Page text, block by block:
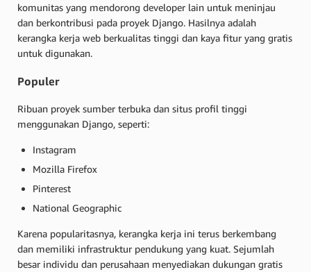
komunitas yang mendorong developer lain untuk meninjau
dan berkontribusi pada proyek Django. Hasilnya adalah
kerangka kerja web berkualitas tinggi dan kaya fitur yang gratis
untuk digunakan.
Populer
Ribuan proyek sumber terbuka dan situs profil tinggi
menggunakan Django, seperti:
Instagram
Mozilla Firefox
Pinterest
National Geographic
Karena popularitasnya, kerangka kerja ini terus berkembang
dan memiliki infrastruktur pendukung yang kuat. Sejumlah
besar individu dan perusahaan menyediakan dukungan gratis